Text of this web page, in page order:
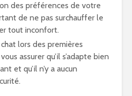
des préférences de votre
de ne pas surchauffer le
tout inconfort.
lors des premières
assurer qu’il s’adapte bien
et qu’il n’y a aucun